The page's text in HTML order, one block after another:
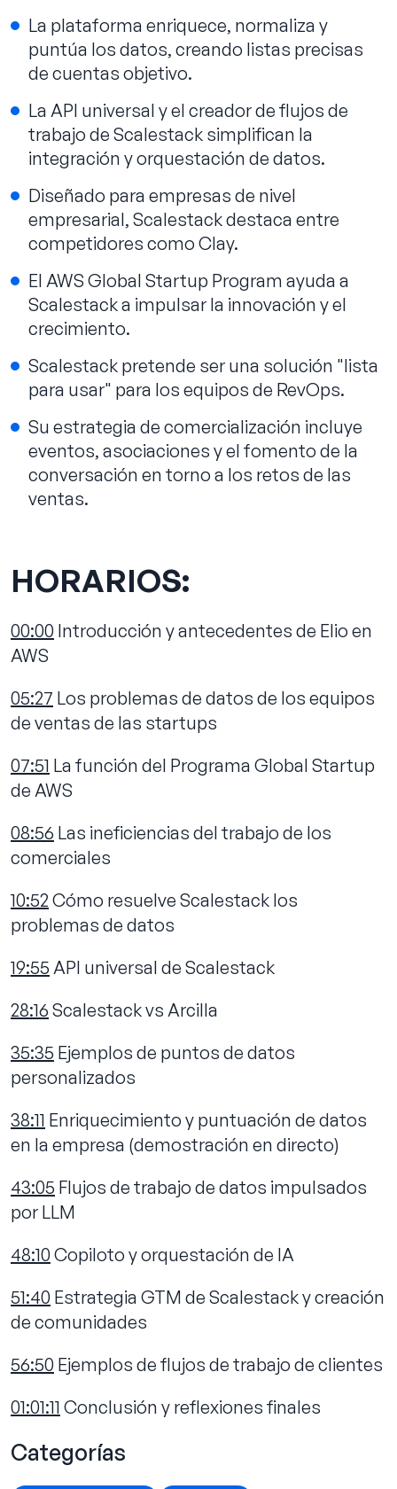
La plataforma enriquece, normaliza y
puntúa los datos, creando listas precisas
de cuentas objetivo.
La API universal y el creador de flujos de
trabajo de Scalestack simplifican la
integración y orquestación de datos.
Diseñado para empresas de nivel
empresarial, Scalestack destaca entre
competidores como Clay.
El AWS Global Startup Program ayuda a
Scalestack a impulsar la innovación y el
crecimiento.
Scalestack pretende ser una solución "lista
para usar" para los equipos de RevOps.
Su estrategia de comercialización incluye
eventos, asociaciones y el fomento de la
conversación en torno a los retos de las
ventas.
HORARIOS:
00:00 Introducción y antecedentes de Elio en
AWS
05:27 Los problemas de datos de los equipos
de ventas de las startups
07:51 La función del Programa Global Startup
de AWS
08:56 Las ineficiencias del trabajo de los
comerciales
10:52 Cómo resuelve Scalestack los
problemas de datos
19:55 API universal de Scalestack
28:16 Scalestack vs Arcilla
35:35 Ejemplos de puntos de datos
personalizados
38:11 Enriquecimiento y puntuación de datos
en la empresa (demostración en directo)
43:05 Flujos de trabajo de datos impulsados
por LLM
48:10 Copiloto y orquestación de IA
51:40 Estrategia GTM de Scalestack y creación
de comunidades
56:50 Ejemplos de flujos de trabajo de clientes
01:01:11 Conclusión y reflexiones finales
Categorías